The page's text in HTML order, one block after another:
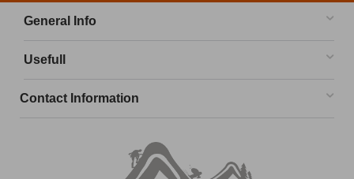
General Info
Usefull
Contact Information